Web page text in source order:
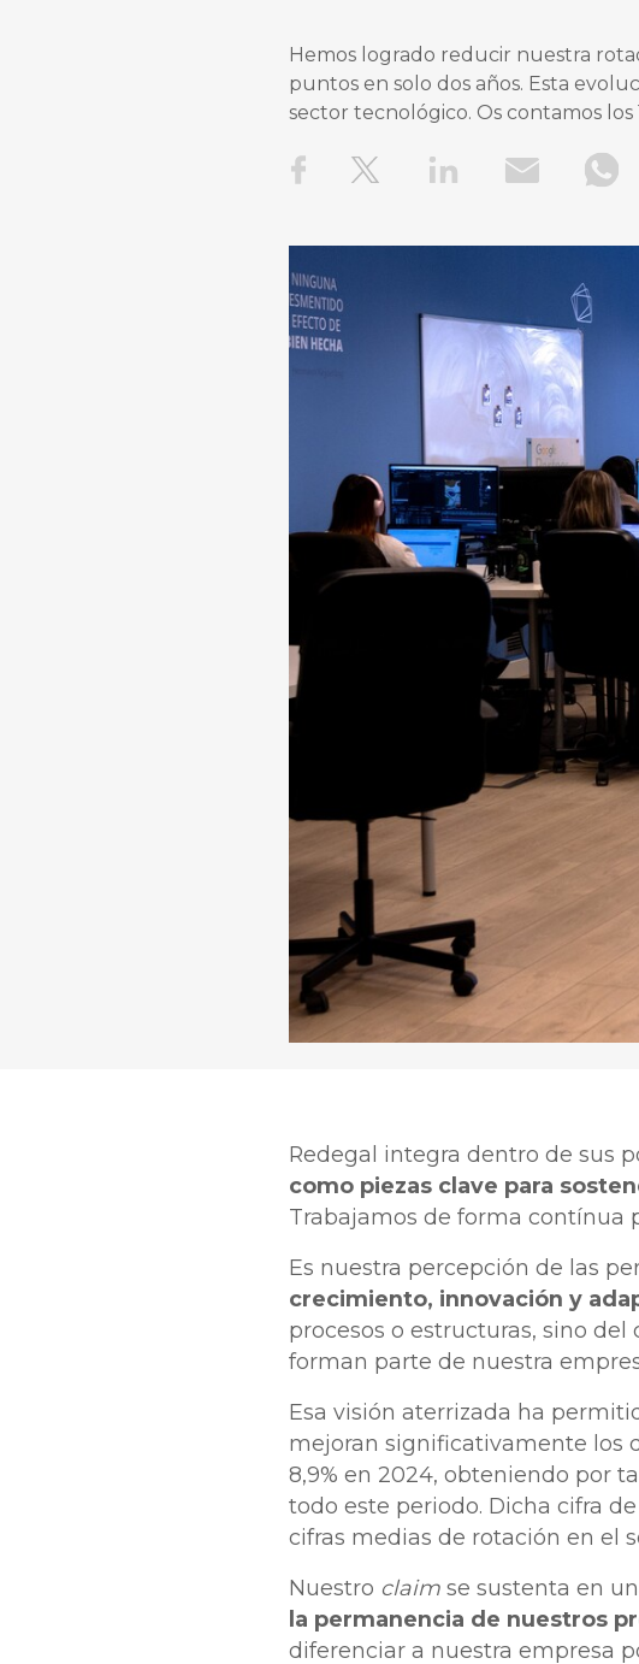
Hemos logrado reducir nuestra
puntos en solo dos años. Esta
sector tecnológico. Os contamos
Redegal integra dentro de sus
como piezas clave para
Trabajamos de forma contínua
Es nuestra percepción de las
crecimiento, innovación y
procesos o estructuras, sino
forman parte de nuestra
Esa visión aterrizada ha
mejoran significativamente los
8,9% en 2024, obteniendo por
todo este periodo. Dicha cifra
cifras medias de rotación en el
Nuestro claim se sustenta en
la permanencia de nuestros
diferenciar a nuestra empresa